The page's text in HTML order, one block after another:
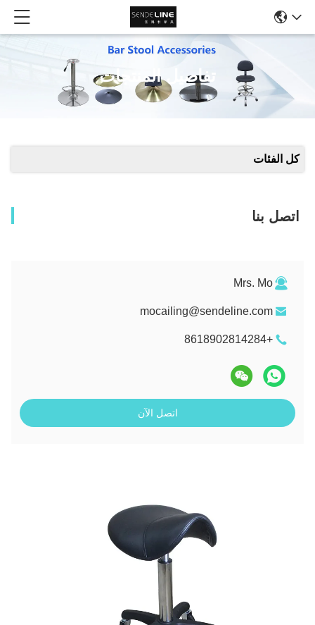
تفاصيل المنتجات
كل الفئات
اتصل بنا
Mrs. Mo
mocailing@sendeline.com
+8618902814284
اتصل الآن